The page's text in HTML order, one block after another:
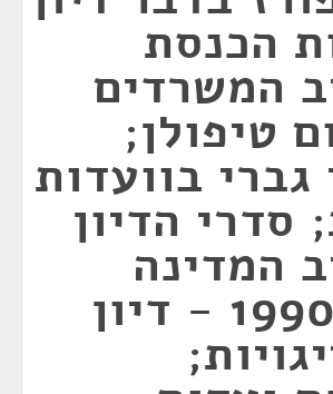
הכנסת
המשרדים
טיפולן;
גברי בוועדות
סדרי הדיון
המדינה
לשנת 1990 - דיון